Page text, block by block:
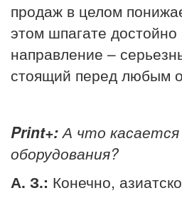
продаж в целом
этом шпагате достойно
направление –
стоящий перед любым
Print+:А что касается
оборудования?
А. З.: Конечно,